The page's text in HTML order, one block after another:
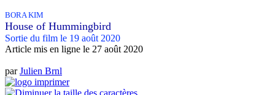
BORA KIM
House of Hummingbird
Sortie du film le 19 août 2020
Article mis en ligne le 27 août 2020
parJulien Brnl